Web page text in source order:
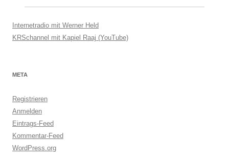
Internetradio mit Werner Held
KRSchannel mit Kapiel Raaj (YouTube)
META
Registrieren
Anmelden
Eintrags-Feed
Kommentar-Feed
WordPress.org